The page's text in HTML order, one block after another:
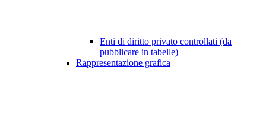
Enti di diritto privato controllati (da
pubblicare in tabelle)
Rappresentazione grafica